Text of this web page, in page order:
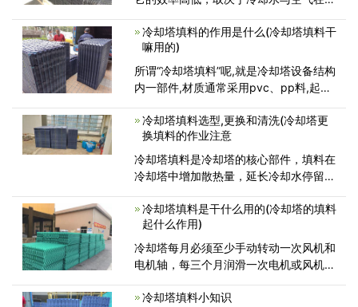
68℃，耐老化，性能优良、抗紫外线，
寿命长。下面就为大家推荐一款冷却塔最
常用的耐高温填料——斜交错填料(斜波
冷却塔填料的作用是什么(冷却塔填料干
嘛用的)
所谓“冷却塔填料”呢,就是冷却塔设备结构
内一部件,材质通常采用pvc、pp料,起分
却塔填料是怎样的一种填料呢?是什么材
质的，有什么特点，今天我们来看看!
冷却塔填料选型,更换和清洗(冷却塔更
换填料的作业注意
冷却塔填料是冷却塔的核心部件，填料在
冷却塔中增加散热量，延长冷却水停留时
果起着重大作用，而影响填料选择的因素
是多方面的，需要综合考虑冷却塔形式、
热力特性、冷却任务、循环冷却水水
冷却塔填料是干什么用的(冷却塔的填料
起什么作用)
冷却塔每月必须至少手动转动一次风机和
电机轴，每三个月润滑一次电机或风机轴
列、电炉、注塑、制革、发电、汽轮机、
冷却塔填料小知识